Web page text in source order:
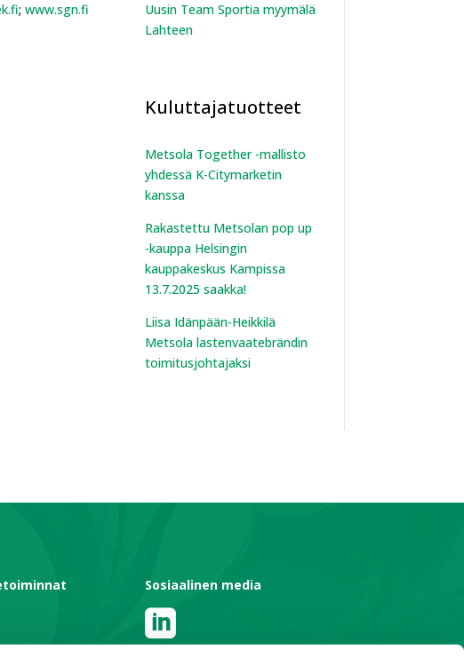
;www.sgn.fi
Uusin Team Sportia myymälä
Lahteen
Kuluttajatuotteet
Metsola Together -mallisto
yhdessä K-Citymarketin
kanssa
Rakastettu Metsolan pop up
-kauppa Helsingin
kauppakeskus Kampissa
13.7.2025 saakka!
Liisa Idänpään-Heikkilä
Metsola lastenvaatebrändin
toimitusjohtajaksi
Sosiaalinen media
